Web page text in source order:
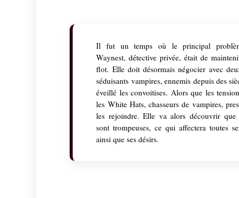
Il fut un temps où le principal
Waynest, détective privée, était de
flot. Elle doit désormais négocier avec
séduisants vampires, ennemis depuis des
éveillé les convoitises. Alors que les
les White Hats, chasseurs de vampires,
les rejoindre. Elle va alors découvrir que
sont trompeuses, ce qui affectera toutes
ainsi que ses désirs.